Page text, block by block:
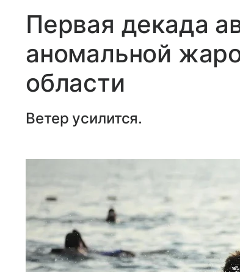
Первая декада
аномальной
области
Ветер усилится.